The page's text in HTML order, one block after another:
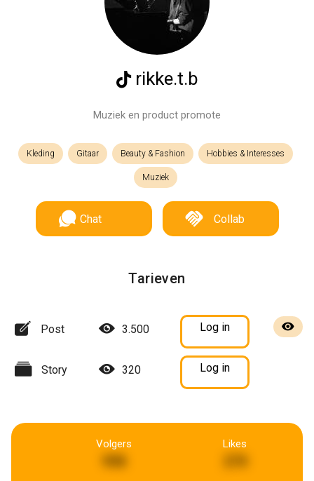
rikke.t.b
Muziek en product promote
Kleding Gitaar Beauty & Fashion Hobbies & Interesses
Muziek
Chat Collab
Tarieven
Post 3.500 Log in
Story 320 Log in
Volgers Likes